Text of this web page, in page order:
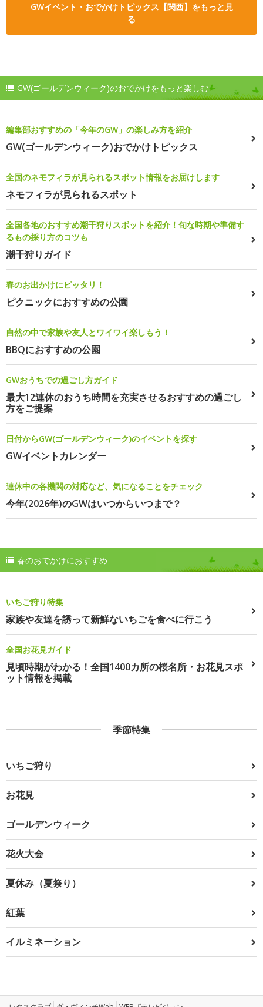
GWイベント・おでかけトピックス【関西】をもっと見
る
GW(ゴールデンウィーク)のおでかけをもっと楽しむ
編集部おすすめの「今年のGW」の楽しみ方を紹介
GW(ゴールデンウィーク)おでかけトピックス
全国のネモフィラが見られるスポット情報をお届けします
ネモフィラが見られるスポット
全国各地のおすすめ潮干狩りスポットを紹介！旬な時期や準備す
るもの採り方のコツも
潮干狩りガイド
春のお出かけにピッタリ！
ピクニックにおすすめの公園
自然の中で家族や友人とワイワイ楽しもう！
BBQにおすすめの公園
GWおうちでの過ごし方ガイド
最大12連休のおうち時間を充実させるおすすめの過ごし
方をご提案
日付からGW(ゴールデンウィーク)のイベントを探す
GWイベントカレンダー
連休中の各機関の対応など、気になることをチェック
今年(2026年)のGWはいつからいつまで？
春のおでかけにおすすめ
いちご狩り特集
家族や友達を誘って新鮮ないちごを食べに行こう
全国お花見ガイド
見頃時期がわかる！全国1400カ所の桜名所・お花見スポ
ット情報を掲載
季節特集
いちご狩り
お花見
ゴールデンウィーク
花火大会
夏休み（夏祭り）
紅葉
イルミネーション